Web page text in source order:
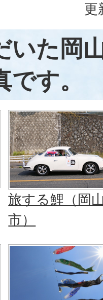
更
いた岡
す。
旅する鯉（岡
市）